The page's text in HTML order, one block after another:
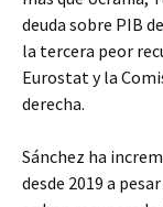
deuda sobre PIB
la tercera peor
Eurostat y la
derecha.
Sánchez ha
desde 2019 a